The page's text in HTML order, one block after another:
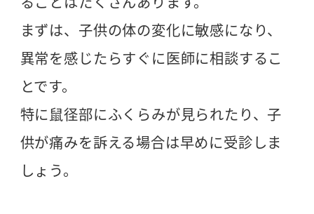
まずは、子供の体の変化に敏感になり、
異常を感じたらすぐに医師に相談するこ
とです。
特に鼠径部にふくらみが見られたり、子
供が痛みを訴える場合は早めに受診しま
しょう。